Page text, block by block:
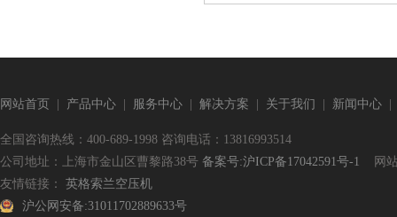
网站首页 产品中心 服务中心 解决方案 关于我们 新闻中心
全国咨询热线：400-689-1998 咨询电话：13816993514
公司地址：上海市金山区曹黎路38号 备案号:沪ICP备17042591号-1 网站
友情链接： 英格索兰空压机
沪公网安备:31011702889633号